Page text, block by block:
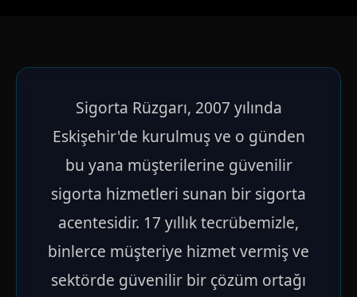
Sigorta Rüzgarı, 2007 yılında
Eskişehir'de kurulmuş ve o günden
bu yana müşterilerine güvenilir
sigorta hizmetleri sunan bir sigorta
acentesidir. 17 yıllık tecrübemizle,
binlerce müşteriye hizmet vermiş ve
sektörde güvenilir bir çözüm ortağı